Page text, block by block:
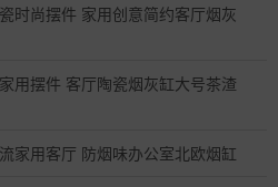
时尚摆件 家用创意简约客厅烟灰
用摆件 客厅陶瓷烟灰缸大号茶渣
家用客厅 防烟味办公室北欧烟缸